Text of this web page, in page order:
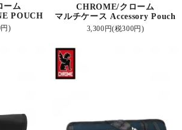
ーム
POUCH
)
CHROME/クローム
マルチケース Accessory Pouch
3,300円(税300円)